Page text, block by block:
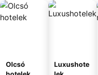
Olcsó
Luxushote